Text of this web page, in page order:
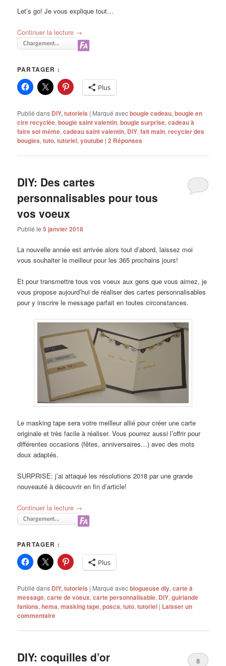
Let’s go! Je vous explique tout…
Continuer la lecture →
PARTAGER :
Plus
Publié dans DIY, tutoriels | Marqué avecbougie cadeau,bougie en
cire recyclée,bougie saint valentin,bougie surprise,cadeau à
faire soi même,cadeau saint valentin, DIY,fait main,recycler des
bougies,tuto,tutoriel,youtube |2 Réponses
DIY: Des cartes
personnalisables pour tous
vos voeux
Publié le5 janvier 2018
La nouvelle année est arrivée alors tout d’abord, laissez moi
vous souhaiter le meilleur pour les 365 prochains jours!
Et pour transmettre tous vos voeux aux gens que vous aimez, je
vous propose aujourd’hui de réaliser des cartes personnalisables
pour y inscrire le message parfait en toutes circonstances.
Le masking tape sera votre meilleur allié pour créer une carte
originale et très facile à réaliser. Vous pourrez aussi l’offrir pour
différentes occasions (fêtes, anniversaires…) avec des mots
doux adaptés.
SURPRISE: j’ai attaqué les résolutions 2018 par une grande
nouveauté à découvrir en fin d’article!
Continuer la lecture →
PARTAGER :
Plus
Publié dans DIY, tutoriels | Marqué avecblogueuse diy,carte à
message,carte de voeux,carte personnalisable, DIY,guirlande
fanions,hema,masking tape,posca,tuto,tutoriel | Laisser un
commentaire
DIY: coquilles d’or 8